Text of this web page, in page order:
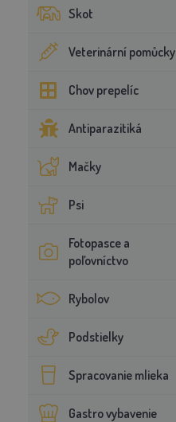
Skot
Veterinární pomůcky
Chov prepelíc
Antiparazitiká
Mačky
Psi
Fotopasce a
poľovníctvo
Rybolov
Podstielky
Spracovanie mlieka
Gastro vybavenie